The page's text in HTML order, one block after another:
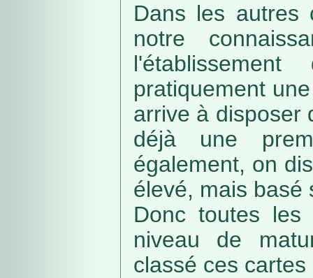
Dans les autres
notre
pratiquement
arrive à disposer
déjà une
également, on
élevé, mais basé
Donc toutes
niveau de
classé ces